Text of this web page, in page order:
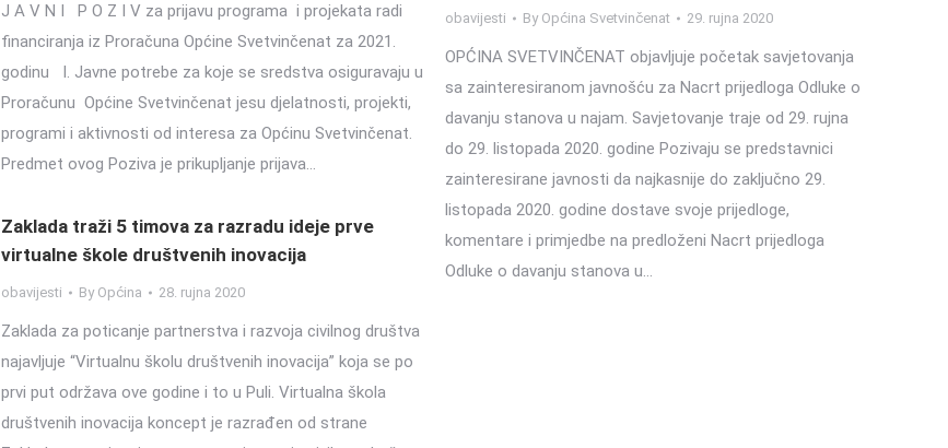
J A V N I P O Z I V za prijavu programa i projekata radi
financiranja iz Proračuna Općine Svetvinčenat za 2021.
godinu I. Javne potrebe za koje se sredstva osiguravaju u
Proračunu Općine Svetvinčenat jesu djelatnosti, projekti,
programi i aktivnosti od interesa za Općinu Svetvinčenat.
Predmet ovog Poziva je prikupljanje prijava…
obavijesti By Općina Svetvinčenat 29. rujna 2020
OPĆINA SVETVINČENAT objavljuje početak savjetovanja
sa zainteresiranom javnošću za Nacrt prijedloga Odluke o
davanju stanova u najam. Savjetovanje traje od 29. rujna
do 29. listopada 2020. godine Pozivaju se predstavnici
zainteresirane javnosti da najkasnije do zaključno 29.
listopada 2020. godine dostave svoje prijedloge,
komentare i primjedbe na predloženi Nacrt prijedloga
Odluke o davanju stanova u…
Zaklada traži 5 timova za razradu ideje prve
virtualne škole društvenih inovacija
obavijesti By Općina 28. rujna 2020
Zaklada za poticanje partnerstva i razvoja civilnog društva
najavljuje “Virtualnu školu društvenih inovacija” koja se po
prvi put održava ove godine i to u Puli. Virtualna škola
društvenih inovacija koncept je razrađen od strane